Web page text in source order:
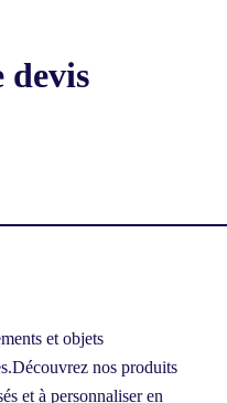
devis
et objets
Découvrez nos produits
et à personnaliser en